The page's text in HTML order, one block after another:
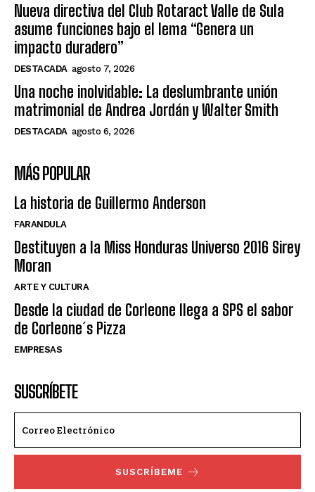
Nueva directiva del Club Rotaract Valle de Sula
asume funciones bajo el lema “Genera un
impacto duradero”
DESTACADA agosto 7, 2026
Una noche inolvidable: La deslumbrante unión
matrimonial de Andrea Jordán y Walter Smith
DESTACADA agosto 6, 2026
MÁS POPULAR
La historia de Guillermo Anderson
FARANDULA
Destituyen a la Miss Honduras Universo 2016 Sirey
Moran
ARTE Y CULTURA
Desde la ciudad de Corleone llega a SPS el sabor
de Corleone´s Pizza
EMPRESAS
SUSCRÍBETE
SUSCRÍBEME